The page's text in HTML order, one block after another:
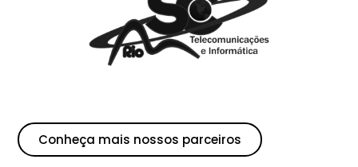
Conheça mais nossos parceiros